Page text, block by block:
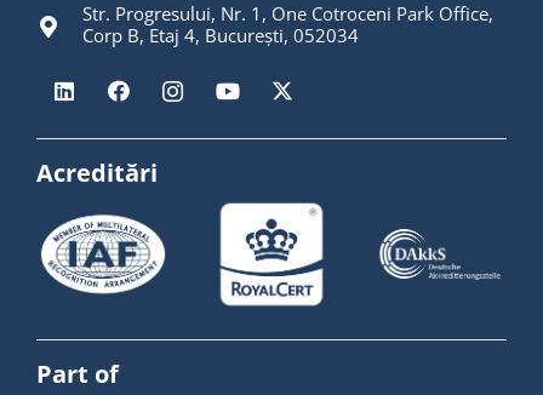
Str. Progresului, Nr. 1, One Cotroceni Park Office,
Corp B, Etaj 4, București, 052034
Acreditări
Part of